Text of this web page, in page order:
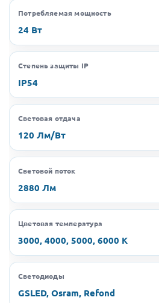
Потребляемая мощность
24 Вт
Степень защиты IP
IP54
Световая отдача
120 Лм/Вт
Световой поток
2880 Лм
Цветовая температура
3000, 4000, 5000, 6000 K
Светодиоды
GSLED, Osram, Refond